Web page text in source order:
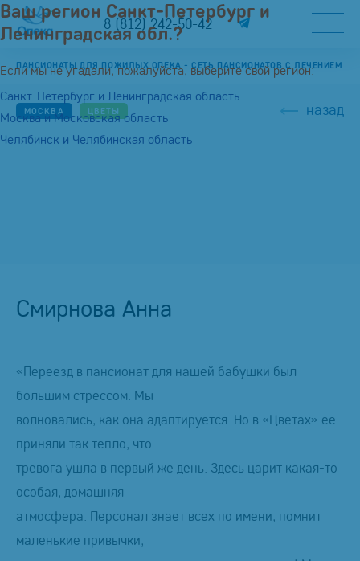
8 (812) 242-50-42
ПАНСИОНАТЫ ДЛЯ ПОЖИЛЫХ ОПЕКА - СЕТЬ ПАНСИОНАТОВ С ЛЕЧЕНИЕМ
МОСКВА ЦВЕТЫ назад
Смирнова Анна
«Переезд в пансионат для нашей бабушки был
большим стрессом. Мы
волновались, как она адаптируется. Но в «Цветах» её
приняли так тепло, что
тревога ушла в первый же день. Здесь царит какая-то
особая, домашняя
атмосфера. Персонал знает всех по имени, помнит
маленькие привычки,
Ваш регион Санкт-Петербург и
Ленинградская обл.?
Если мы не угадали, пожалуйста, выберите свой регион:
Санкт-Петербург и Ленинградская область
Москва и Московская область
Челябинск и Челябинская область